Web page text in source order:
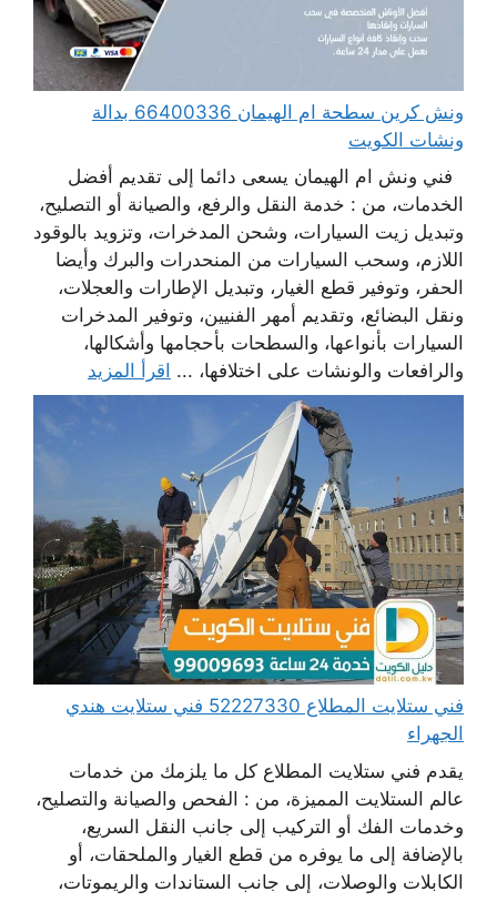
ونش كرين سطحة ام الهيمان 66400336 بدالة
ونشات الكويت
فني ونش ام الهيمان يسعى دائما إلى تقديم أفضل
الخدمات، من : خدمة النقل والرفع، والصيانة أو التصليح،
وتبديل زيت السيارات، وشحن المدخرات، وتزويد بالوقود
اللازم، وسحب السيارات من المنحدرات والبرك وأيضا
الحفر، وتوفير قطع الغيار، وتبديل الإطارات والعجلات،
ونقل البضائع، وتقديم أمهر الفنيين، وتوفير المدخرات
السيارات بأنواعها، والسطحات بأحجامها وأشكالها،
والرافعات والونشات على اختلافها، ... اقرأ المزيد
فني ستلايت المطلاع 52227330 فني ستلايت هندي
الجهراء
يقدم فني ستلايت المطلاع كل ما يلزمك من خدمات
عالم الستلايت المميزة، من : الفحص والصيانة والتصليح،
وخدمات الفك أو التركيب إلى جانب النقل السريع،
بالإضافة إلى ما يوفره من قطع الغيار والملحقات، أو
الكابلات والوصلات، إلى جانب الستاندات والريموتات،